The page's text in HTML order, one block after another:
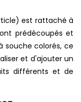
est rattaché à
prédécoupés et
souche colorés, ce
et d'ajouter un
différents et de